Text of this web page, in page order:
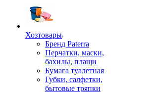
Хозтовары
Бренд Paterra
Перчатки, маски,
бахилы, плащи
Бумага туалетная
Губки, салфетки,
бытовые тряпки